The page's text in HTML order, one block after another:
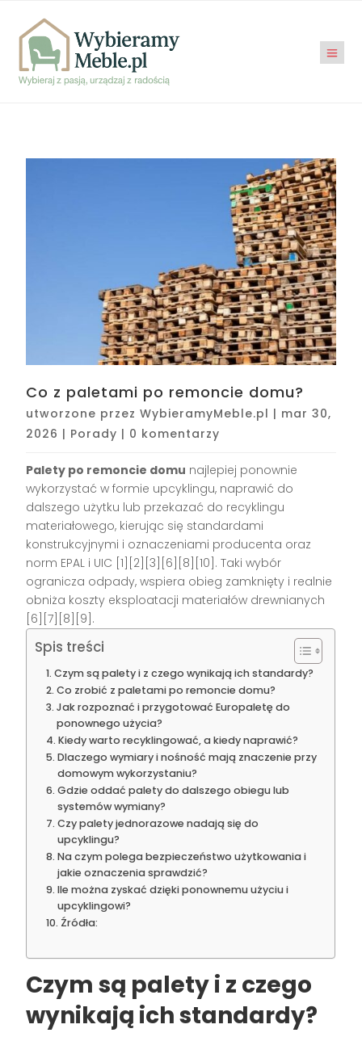
Co z paletami po remoncie domu?
utworzone przezWybieramyMeble.pl | mar 30,
2026 | Porady | 0 komentarzy
Palety po remoncie domu najlepiej ponownie
wykorzystać w formie upcyklingu, naprawić do
dalszego użytku lub przekazać do recyklingu
materiałowego, kierując się standardami
konstrukcyjnymi i oznaczeniami producenta oraz
norm EPAL i UIC [1][2][3][6][8][10]. Taki wybór
ogranicza odpady, wspiera obieg zamknięty i realnie
obniża koszty eksploatacji materiałów drewnianych
[6][7][8][9].
Spis treści
Czym są palety i z czego wynikają ich standardy?
Co zrobić z paletami po remoncie domu?
Jak rozpoznać i przygotować Europaletę do
ponownego użycia?
Kiedy warto recyklingować, a kiedy naprawić?
Dlaczego wymiary i nośność mają znaczenie przy
domowym wykorzystaniu?
Gdzie oddać palety do dalszego obiegu lub
systemów wymiany?
Czy palety jednorazowe nadają się do
upcyklingu?
Na czym polega bezpieczeństwo użytkowania i
jakie oznaczenia sprawdzić?
Ile można zyskać dzięki ponownemu użyciu i
upcyklingowi?
Źródła:
Czym są palety i z czego
wynikają ich standardy?